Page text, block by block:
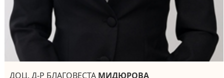
ДОЦ. Д-Р БЛАГОВЕСТА МИДЮРОВА